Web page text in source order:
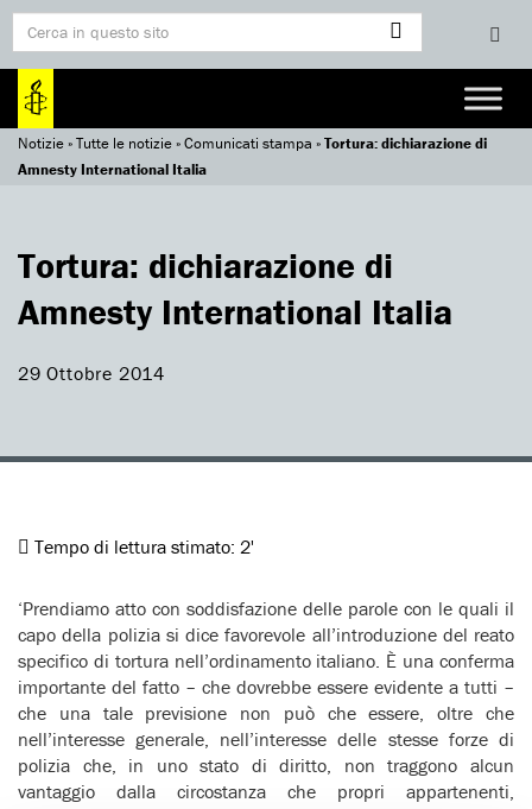
Notizie»Tutte le notizie»Comunicati stampa »Tortura: dichiarazione di
Amnesty International Italia
Tortura: dichiarazione di
Amnesty International Italia
29 Ottobre 2014
Tempo di lettura stimato: 2'
‘Prendiamo atto con soddisfazione delle parole con le quali il
capo della polizia si dice favorevole all’introduzione del reato
specifico di tortura nell’ordinamento italiano. È una conferma
importante del fatto – che dovrebbe essere evidente a tutti –
che una tale previsione non può che essere, oltre che
nell’interesse generale, nell’interesse delle stesse forze di
polizia che, in uno stato di diritto, non traggono alcun
vantaggio dalla circostanza che propri appartenenti,